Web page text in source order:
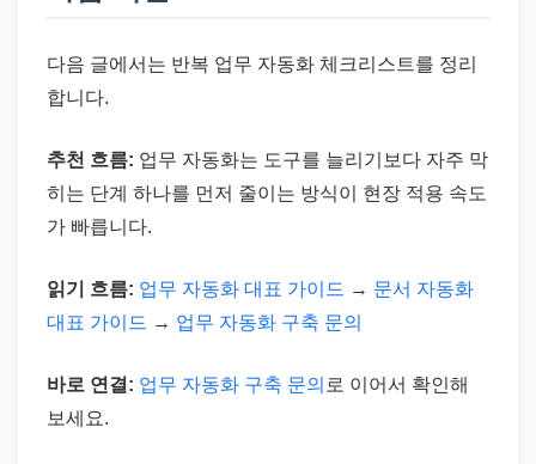
다음 글에서는 반복 업무 자동화 체크리스트를 정리
합니다.
추천 흐름: 업무 자동화는 도구를 늘리기보다 자주 막
히는 단계 하나를 먼저 줄이는 방식이 현장 적용 속도
가 빠릅니다.
읽기 흐름: 업무 자동화 대표 가이드 → 문서 자동화
대표 가이드 → 업무 자동화 구축 문의
바로 연결: 업무 자동화 구축 문의 로 이어서 확인해
보세요.